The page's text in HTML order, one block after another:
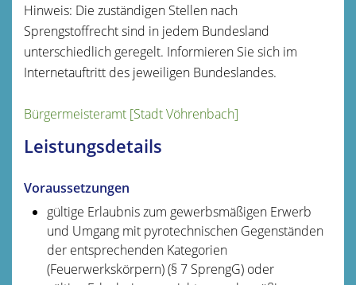
Hinweis: Die zuständigen Stellen nach
Sprengstoffrecht sind in jedem Bundesland
unterschiedlich geregelt. Informieren Sie sich im
Internetauftritt des jeweiligen Bundeslandes.
Bürgermeisteramt [Stadt Vöhrenbach]
Leistungsdetails
Voraussetzungen
gültige Erlaubnis zum gewerbsmäßigen Erwerb
und Umgang mit pyrotechnischen Gegenständen
der entsprechenden Kategorien
(Feuerwerkskörpern) (§ 7 SprengG) oder